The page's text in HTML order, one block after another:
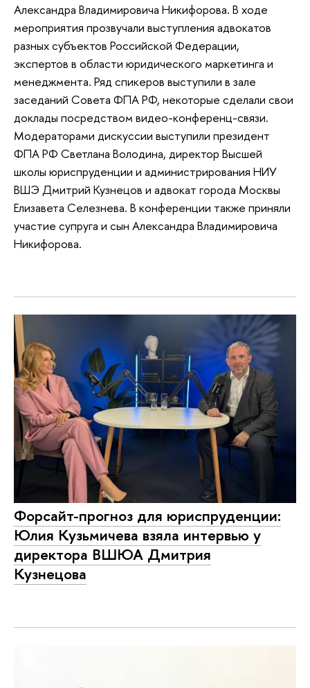
Александра Владимировича Никифорова. В ходе
мероприятия прозвучали выступления адвокатов
разных субъектов Российской Федерации,
экспертов в области юридического маркетинга и
менеджмента. Ряд спикеров выступили в зале
заседаний Совета ФПА РФ, некоторые сделали свои
доклады посредством видео-конференц-связи.
Модераторами дискуссии выступили президент
ФПА РФ Светлана Володина, директор Высшей
школы юриспруденции и администрирования НИУ
ВШЭ Дмитрий Кузнецов и адвокат города Москвы
Елизавета Селезнева. В конференции также приняли
участие супруга и сын Александра Владимировича
Никифорова.
Форсайт-прогноз для юриспруденции:
Юлия Кузьмичева взяла интервью у
директора ВШЮА Дмитрия
Кузнецова